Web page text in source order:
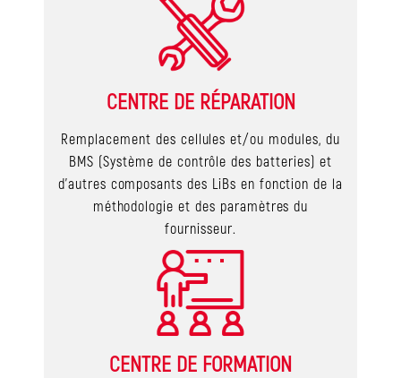
CENTRE DE RÉPARATION
Remplacement des cellules et/ou modules, du
BMS (Système de contrôle des batteries) et
d’autres composants des LiBs en fonction de la
méthodologie et des paramètres du
fournisseur.
CENTRE DE FORMATION